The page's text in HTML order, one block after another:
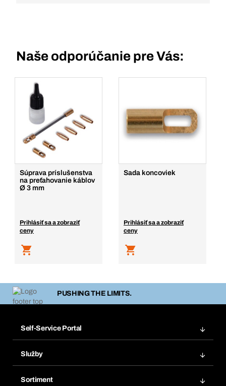
Naše odporúčanie pre Vás:
Súprava príslušenstva
na preťahovanie káblov
Ø 3 mm
Prihlásiť sa a zobraziť
ceny
Sada koncoviek
Prihlásiť sa a zobraziť
ceny
PUSHING THE LIMITS.
Self-Service Portal
Obľúbené
Služby
Sortiment